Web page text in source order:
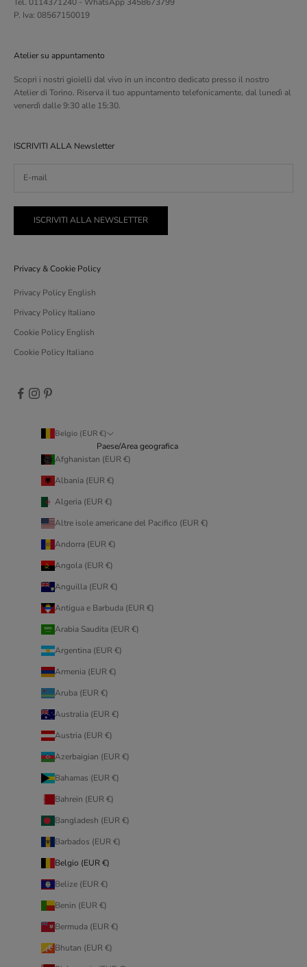
P. Iva: 08567150019
Atelier su appuntamento
Scopri i nostri gioielli dal vivo in un incontro dedicato presso il nostro
Atelier di Torino. Riserva il tuo appuntamento telefonicamente, dal lunedì al
venerdì dalle 9:30 alle 15:30.
ISCRIVITI ALLA Newsletter
ISCRIVITI ALLA NEWSLETTER
Privacy & Cookie Policy
Privacy Policy English
Privacy Policy Italiano
Cookie Policy English
Cookie Policy Italiano
Belgio (EUR €)
Paese/Area geografica
Afghanistan (EUR €)
Albania (EUR €)
Algeria (EUR €)
Altre isole americane del Pacifico (EUR €)
Andorra (EUR €)
Angola (EUR €)
Anguilla (EUR €)
Antigua e Barbuda (EUR €)
Arabia Saudita (EUR €)
Argentina (EUR €)
Armenia (EUR €)
Aruba (EUR €)
Australia (EUR €)
Austria (EUR €)
Azerbaigian (EUR €)
Bahamas (EUR €)
Bahrein (EUR €)
Bangladesh (EUR €)
Barbados (EUR €)
Belgio (EUR €)
Belize (EUR €)
Benin (EUR €)
Bermuda (EUR €)
Bhutan (EUR €)